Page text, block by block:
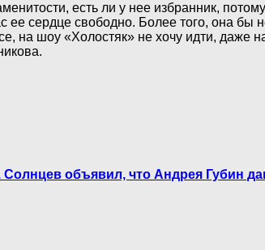
есть ли у нее избранник,
ее сердце свободно. Более того, она
на шоу «Холостяк» не хочу идти,
Солнцев объявил, что Андрея Губин